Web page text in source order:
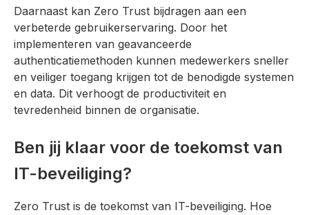
Daarnaast kan Zero Trust bijdragen aan een
verbeterde gebruikerservaring. Door het
implementeren van geavanceerde
authenticatiemethoden kunnen medewerkers sneller
en veiliger toegang krijgen tot de benodigde systemen
en data. Dit verhoogt de productiviteit en
tevredenheid binnen de organisatie.
Ben jij klaar voor de toekomst van
IT-beveiliging?
Zero Trust is de toekomst van IT-beveiliging. Hoe